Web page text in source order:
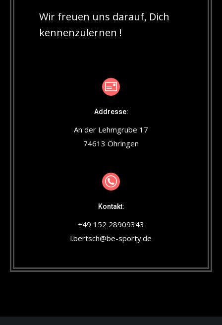
Wir freuen uns darauf, Dich
kennenzulernen !
Addresse:
An der Lehmgrube 17
74613 Öhringen
Kontakt:
+49 152 28909343
l.bertsch@be-sporty.de